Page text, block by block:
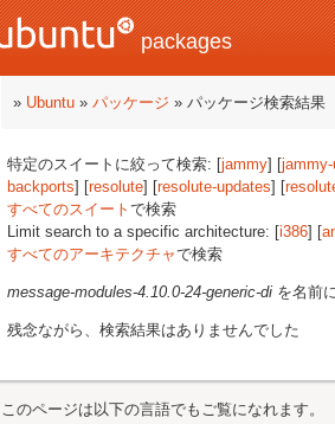
packages
» Ubuntu » パッケージ » パッケージ検索結果
特定のスイートに絞って検索: [jammy] [
backports] [resolute] [resolute-updates] [
すべてのスイート で検索
Limit search to a specific architecture: [i386] [
すべてのアーキテクチャで検索
message-modules-4.10.0-24-generic-di を名前
残念ながら、検索結果はありませんでした
このページは以下の言語でもご覧になれます。